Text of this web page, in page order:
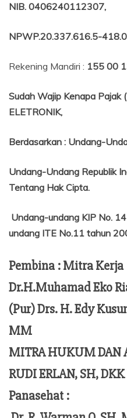
NIB. 0406240112307,
NPWP.20.337.616.5-
Rekening Mandiri : 155 00
Sudah Wajip Kenapa Pajak
ELETRONIK,
Berdasarkan : Undang-
Undang-Undang Republik
Tentang Hak Cipta.
Undang-undang KIP No.
undang ITE No.11 tahun
Pembina : Mitra Kerja
Dr.H.Muhamad Eko
(Pur) Drs. H. Edy
MM
MITRA HUKUM DAN
RUDI ERLAN, SH,
Panasehat :